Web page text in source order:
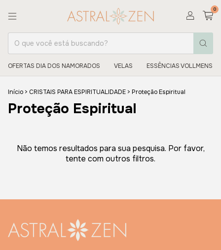
0
OFERTAS DIA DOS NAMORADOS VELAS ESSÊNCIAS VOLLMENS
Início > CRISTAIS PARA ESPIRITUALIDADE > Proteção Espiritual
Proteção Espiritual
Não temos resultados para sua pesquisa. Por favor,
tente com outros filtros.